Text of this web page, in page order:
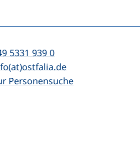
5331 939 0(startet einen
(öffnet Ihr E-Mail-
Personensuche